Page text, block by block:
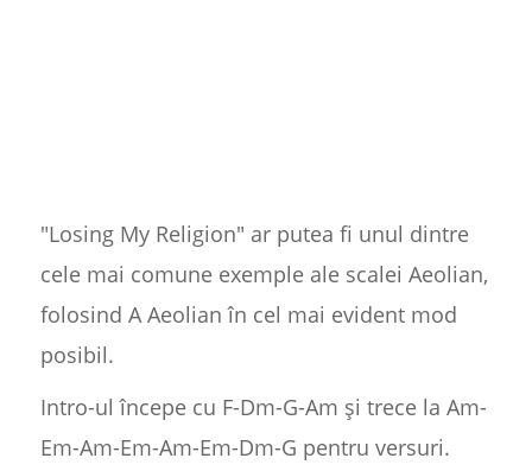
"Losing My Religion" ar putea fi unul dintre
cele mai comune exemple ale scalei Aeolian,
folosind A Aeolian în cel mai evident mod
posibil.
Intro-ul începe cu F-Dm-G-Am și trece la Am-
Em-Am-Em-Am-Em-Dm-G pentru versuri.